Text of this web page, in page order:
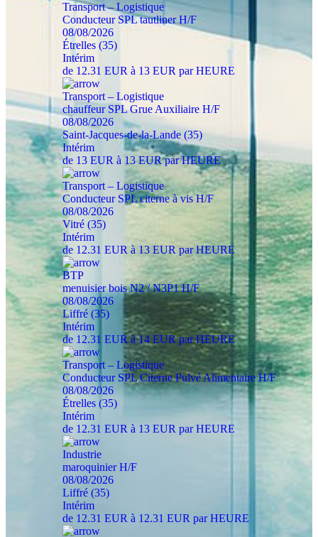
Transport – Logistique
Conducteur SPL tautliner H/F
08/08/2026
Étrelles (35)
Intérim
de 12.31 EUR à 13 EUR par HEURE
Transport – Logistique
chauffeur SPL Grue Auxiliaire H/F
08/08/2026
Saint-Jacques-de-la-Lande (35)
Intérim
de 13 EUR à 13 EUR par HEURE
Transport – Logistique
Conducteur SPL citerne à vis H/F
08/08/2026
Vitré (35)
Intérim
de 12.31 EUR à 13 EUR par HEURE
BTP
menuisier bois N2 / N3P1 H/F
08/08/2026
Liffré (35)
Intérim
de 12.31 EUR à 14 EUR par HEURE
Transport – Logistique
Conducteur SPL Citerne Pulvé Alimentaire H/F
08/08/2026
Étrelles (35)
Intérim
de 12.31 EUR à 13 EUR par HEURE
Industrie
maroquinier H/F
08/08/2026
Liffré (35)
Intérim
de 12.31 EUR à 12.31 EUR par HEURE